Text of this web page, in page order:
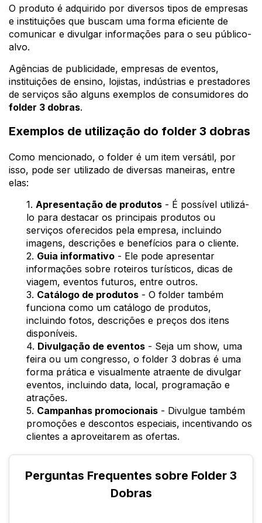
O produto é adquirido por diversos tipos de empresas
e instituições que buscam uma forma eficiente de
comunicar e divulgar informações para o seu público-
alvo.
Agências de publicidade, empresas de eventos,
instituições de ensino, lojistas, indústrias e prestadores
de serviços são alguns exemplos de consumidores do
folder 3 dobras.
Exemplos de utilização do folder 3 dobras
Como mencionado, o folder é um item versátil, por
isso, pode ser utilizado de diversas maneiras, entre
elas:
1. Apresentação de produtos - É possível utilizá-
lo para destacar os principais produtos ou
serviços oferecidos pela empresa, incluindo
imagens, descrições e benefícios para o cliente.
2. Guia informativo - Ele pode apresentar
informações sobre roteiros turísticos, dicas de
viagem, eventos futuros, entre outros.
3. Catálogo de produtos - O folder também
funciona como um catálogo de produtos,
incluindo fotos, descrições e preços dos itens
disponíveis.
4. Divulgação de eventos - Seja um show, uma
feira ou um congresso, o folder 3 dobras é uma
forma prática e visualmente atraente de divulgar
eventos, incluindo data, local, programação e
atrações.
5. Campanhas promocionais - Divulgue também
promoções e descontos especiais, incentivando os
clientes a aproveitarem as ofertas.
Perguntas Frequentes sobre Folder 3
Dobras